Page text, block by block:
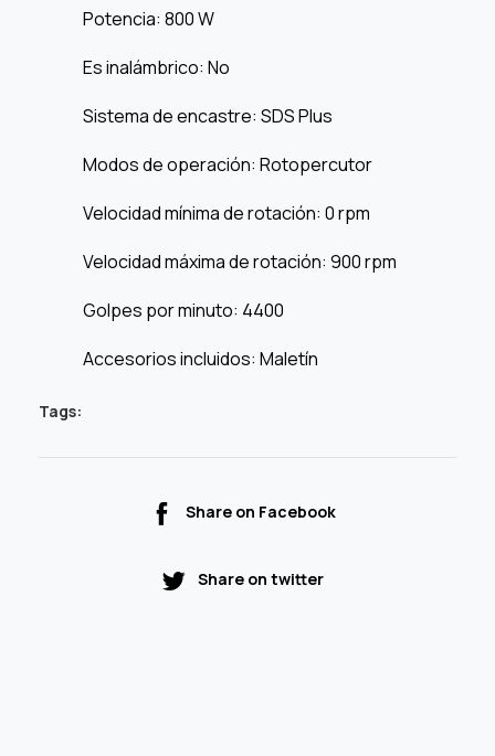
Potencia: 800 W
Es inalámbrico: No
Sistema de encastre: SDS Plus
Modos de operación: Rotopercutor
Velocidad mínima de rotación: 0 rpm
Velocidad máxima de rotación: 900 rpm
Golpes por minuto: 4400
Accesorios incluidos: Maletín
Tags:
Share on Facebook
Share on twitter